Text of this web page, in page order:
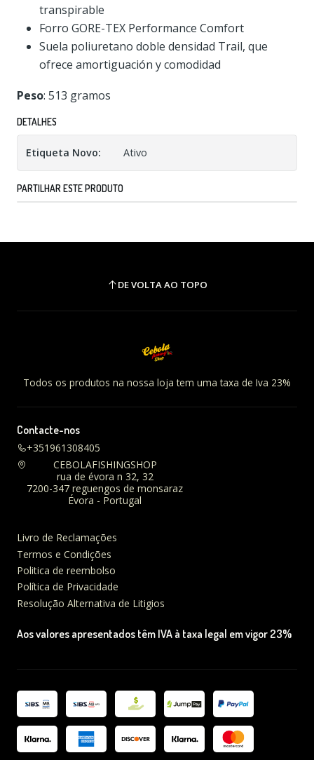
transpirable
Forro GORE-TEX Performance Comfort
Suela poliuretano doble densidad Trail, que
ofrece amortiguación y comodidad
Peso: 513 gramos
DETALHES
Etiqueta Novo: Ativo
PARTILHAR ESTE PRODUTO
DE VOLTA AO TOPO
Todos os produtos na nossa loja tem uma taxa de Iva 23%
Contacte-nos
+351961308405
CEBOLAFISHINGSHOP
rua de évora n 32, 32
7200-347 reguengos de monsaraz
Évora - Portugal
Livro de Reclamações
Termos e Condições
Politica de reembolso
Política de Privacidade
Resolução Alternativa de Litigios
Aos valores apresentados têm IVA à taxa legal em vigor 23%